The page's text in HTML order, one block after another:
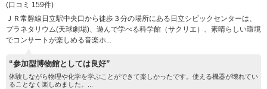
(口コミ 159件)
ＪＲ常磐線日立駅中央口から徒歩３分の場所にある日立シビックセンターは、
プラネタリウム(天球劇場)、遊んで学べる科学館（サクリエ）、素晴らしい環境
でコンサートが楽しめる音楽ホ...
“参加型博物館としては良好”
体験しながら物理や化学を学ぶことができて楽しかったです。使える機器が壊れてい
ることなく楽しめました。...